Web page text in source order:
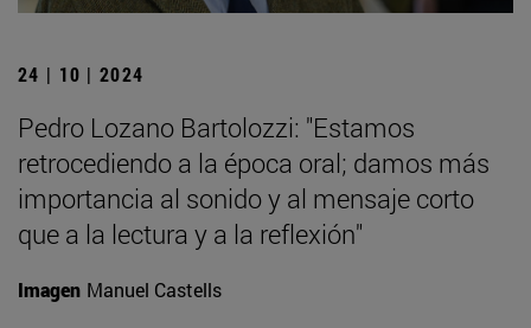
24 | 10 | 2024
Pedro Lozano Bartolozzi: "Estamos
retrocediendo a la época oral; damos más
importancia al sonido y al mensaje corto
que a la lectura y a la reflexión"
Imagen Manuel Castells